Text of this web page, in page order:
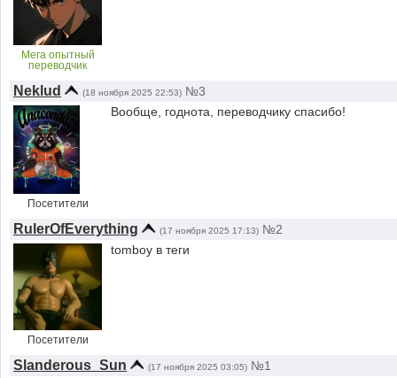
Мега опытный
переводчик
Neklud (18 ноября 2025 22:53) №3
Посетители
Вообще, годнота, переводчику спасибо!
RulerOfEverything (17 ноября 2025 17:13) №2
Посетители
tomboy в теги
Slanderous_Sun (17 ноября 2025 03:05) №1